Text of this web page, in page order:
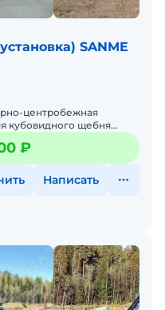
SANME
центробежная
кубовидного щебня
до 10% (1-ая группа
₽
Написать